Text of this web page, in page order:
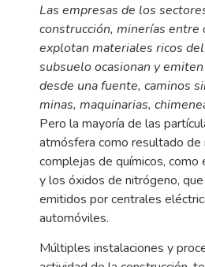
Las empresas de los
construcción, minerías entre
explotan materiales ricos
subsuelo ocasionan y
desde una fuente, caminos
minas, maquinarias,
Pero la mayoría de las
atmósfera como resultado de
complejas de químicos, como
y los óxidos de nitrógeno,
emitidos por centrales
automóviles.
Múltiples instalaciones y